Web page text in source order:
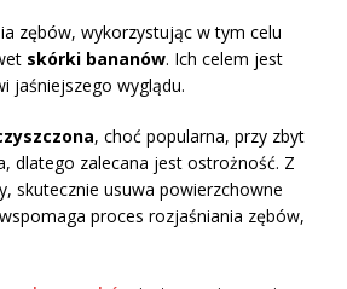
zębów, wykorzystując w tym celu
skórki bananów. Ich celem jest
jaśniejszego wyglądu.
, choć popularna, przy zbyt
dlatego zalecana jest ostrożność. Z
skutecznie usuwa powierzchowne
proces rozjaśniania zębów,